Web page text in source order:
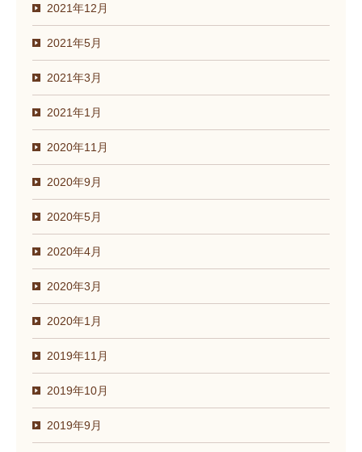
2021年12月
2021年5月
2021年3月
2021年1月
2020年11月
2020年9月
2020年5月
2020年4月
2020年3月
2020年1月
2019年11月
2019年10月
2019年9月